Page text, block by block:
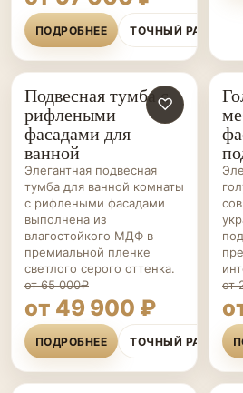
ПОДРОБНЕЕ ТОЧНЫЙ РАСЧЁТ
МЕБЕЛЬ ДЛЯ
ВАННОЙ НА ЗАКАЗ
♡
Подвесная тумба с
рифлеными
фасадами для
ванной
Элегантная подвесная
тумба для ванной комнаты
с рифлеными фасадами
выполнена из
влагостойкого МДФ в
премиальной пленке
светлого серого оттенка.
от 65 000₽
от 49 900 ₽
ПОДРОБНЕЕ ТОЧНЫЙ РАСЧЁТ
от